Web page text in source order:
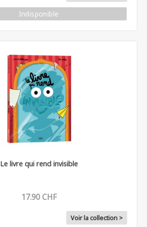
Indisponible
Le livre qui rend invisible
17.90 CHF
Voir la collection >